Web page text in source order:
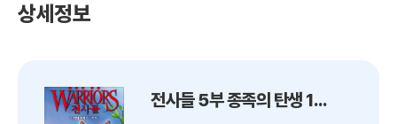
상세정보
전사들 5부 종족의 탄생 1-태양의 흔적